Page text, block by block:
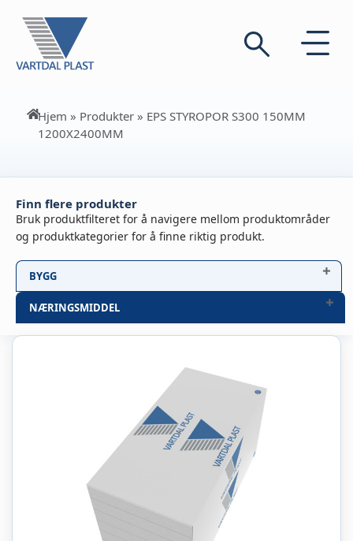
Hjem » Produkter » EPS STYROPOR S300 150MM
1200X2400MM
Finn flere produkter
Bruk produktfilteret for å navigere mellom produktområder
og produktkategorier for å finne riktig produkt.
BYGG
NÆRINGSMIDDEL